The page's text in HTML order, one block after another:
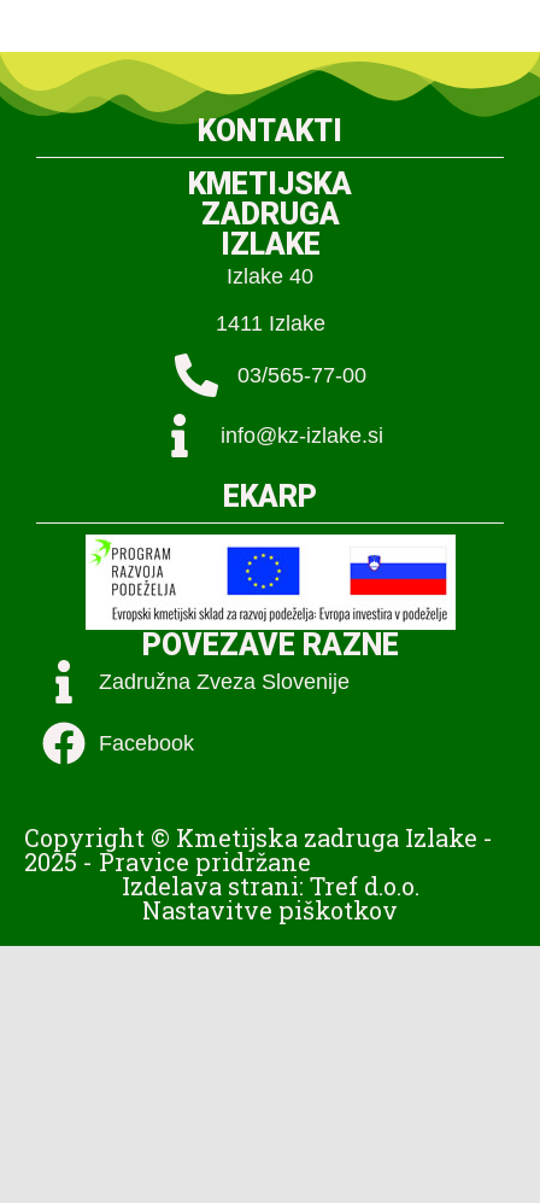
KONTAKTI
KMETIJSKA
ZADRUGA
IZLAKE
Izlake 40
1411 Izlake
03/565-77-00
info@kz-izlake.si
EKARP
POVEZAVE RAZNE
Zadružna Zveza Slovenije
Facebook
Copyright © Kmetijska zadruga Izlake -
2025 - Pravice pridržane
Izdelava strani: Tref d.o.o.
Nastavitve piškotkov